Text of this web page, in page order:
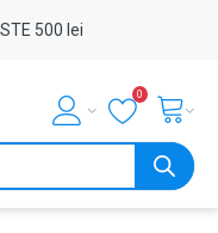
500 lei
0